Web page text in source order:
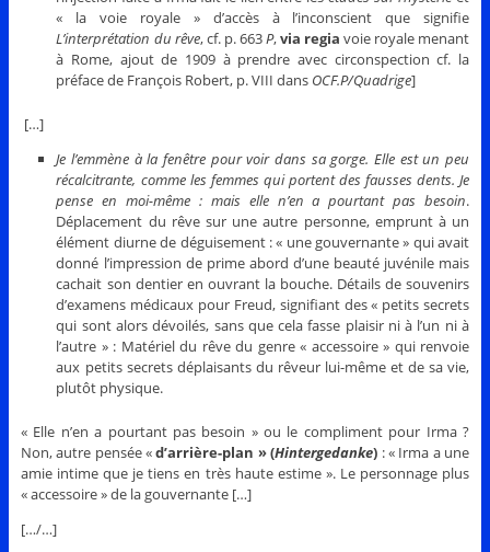
« la voie royale » d’accès à l’inconscient que signifie
L’interprétation du rêve, cf. p. 663P,via regia voie royale menant
à Rome, ajout de 1909 à prendre avec circonspection cf. la
préface de François Robert, p. VIII dans OCF.P/Quadrige]
[…]
Je l’emmène à la fenêtre pour voir dans sa gorge. Elle est un peu
récalcitrante, comme les femmes qui portent des fausses dents. Je
pense en moi-même : mais elle n’en a pourtant pas besoin.
Déplacement du rêve sur une autre personne, emprunt à un
élément diurne de déguisement : « une gouvernante » qui avait
donné l’impression de prime abord d’une beauté juvénile mais
cachait son dentier en ouvrant la bouche. Détails de souvenirs
d’examens médicaux pour Freud, signifiant des « petits secrets
qui sont alors dévoilés, sans que cela fasse plaisir ni à l’un ni à
l’autre » : Matériel du rêve du genre « accessoire » qui renvoie
aux petits secrets déplaisants du rêveur lui-même et de sa vie,
plutôt physique.
« Elle n’en a pourtant pas besoin » ou le compliment pour Irma ?
Non, autre pensée «d’arrière-plan » (Hintergedanke) : « Irma a une
amie intime que je tiens en très haute estime ». Le personnage plus
« accessoire » de la gouvernante […]
[…/…]